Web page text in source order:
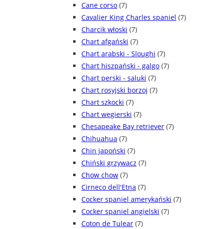
Cane corso (7)
Cavalier King Charles spaniel (7)
Charcik włoski (7)
Chart afgański (7)
Chart arabski - Sloughi (7)
Chart hiszpański - galgo (7)
Chart perski - saluki (7)
Chart rosyjski borzoj (7)
Chart szkocki (7)
Chart węgierski (7)
Chesapeake Bay retriever (7)
Chihuahua (7)
Chin japoński (7)
Chiński grzywacz (7)
Chow chow (7)
Cirneco dell'Etna (7)
Cocker spaniel amerykański (7)
Cocker spaniel angielski (7)
Coton de Tulear (7)